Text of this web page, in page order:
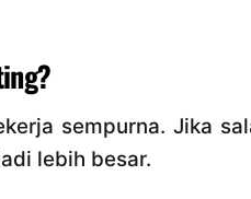
sempurna. Jika
lebih besar.